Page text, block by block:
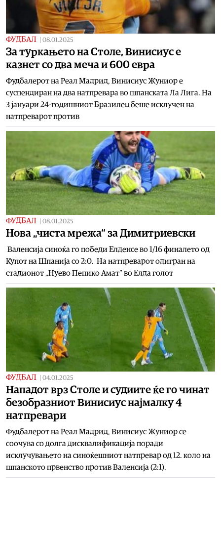
ФУДБАЛ 08.01.2025
За туркањето на Столе, Винисиус е
казнет со два меча и 600 евра
Фудбалерот на Реал Мадрид, Винисиус Жуниор е
суспендиран на два натпревара во шпанската Ла Лига. На
3 јануари 24-годишниот Бразилец беше исклучен на
натпреварот против
ФУДБАЛ 08.01.2025
Нова „чиста мрежа“ за Димитриевски
Валенсија синоќа го победи Елденсе во 1/16 финалето од
Купот на Шпанија со 2:0. На натпреварот одигран на
стадионот „Нуево Пепико Амат“ во Елда голот
ФУДБАЛ 04.01.2025
Нападот врз Столе и судиите ќе го чинат
безобразниот Винисиус најмалку 4
натпревари
Фудбалерот на Реал Мадрид, Винисиус Жуниор се
соочува со долга дисквалификација поради
исклучувањето на синоќешниот натпревар од 12. коло на
шпанското првенство против Валенсија (2:1).